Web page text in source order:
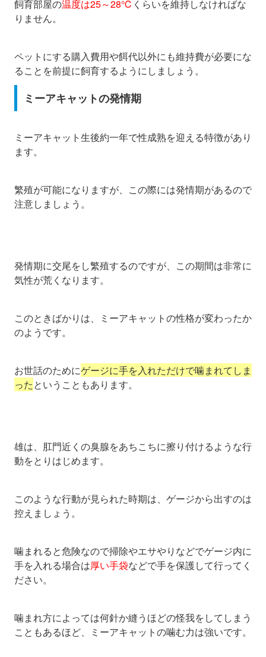
飼育部屋の温度は25～28℃ くらいを維持しなければな
りません。
ペットにする購入費用や餌代以外にも維持費が必要にな
ることを前提に飼育するようにしましょう。
ミーアキャットの発情期
ミーアキャット生後約一年で性成熟を迎える特徴があり
ます。
繁殖が可能になりますが、この際には発情期があるので
注意しましょう。
発情期に交尾をし繁殖するのですが、この期間は非常に
気性が荒くなります。
このときばかりは、ミーアキャットの性格が変わったか
のようです。
お世話のためにゲージに手を入れただけで噛まれてしま
ったということもあります。
雄は、肛門近くの臭腺をあちこちに擦り付けるような行
動をとりはじめます。
このような行動が見られた時期は、ゲージから出すのは
控えましょう。
噛まれると危険なので掃除やエサやりなどでゲージ内に
手を入れる場合は厚い手袋などで手を保護して行ってく
ださい。
噛まれ方によっては何針か縫うほどの怪我をしてしまう
こともあるほど、ミーアキャットの噛む力は強いです。